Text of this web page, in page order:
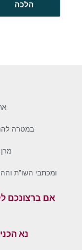
הלכה
אתר
במטרה
מרן
ומכתבי השו"ת
אם ברצונכם
נא